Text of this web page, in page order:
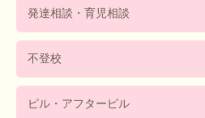
発達相談・育児相談
不登校
ピル・アフターピル